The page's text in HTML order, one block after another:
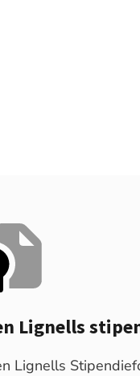
Lignells
Lignells